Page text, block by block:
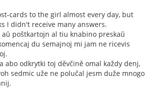
cards to the girl almost every day, but
I didn't receive many answers.
poŝtkartojn al tiu knabino preskaŭ
du semajnoj mi jam ne ricevis
abo odkrytki toj děvčině omal každy denj,
sedmic uže ne polučal jesm duže mnogo